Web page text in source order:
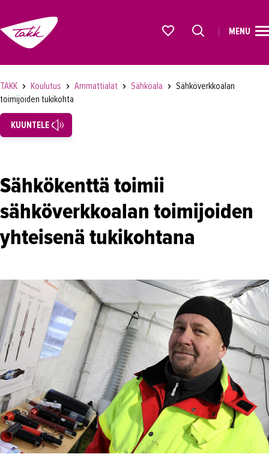
Koulutukset
Lyhytkurssit, testit ja kortit
Maahanmuuttaneiden koulutukset
Ammattialat
Asiakaspalvelu
Autoala
Hydrauliikka
Johtaminen ja esihenkilötyö
Kasvatus- ja ohjausala
Kauneudenhoito
Kiinteistönvälitys ja isännöinti
Kiinteistöpalvelut
Kone- ja tuotantotekniikka
MENU
TAKK Koulutus Ammattialat Sähköala
Sähköverkkoalan
toimijoiden tukikohta
KUUNTELE
Sähkökenttä toimii
sähköverkkoalan toimijoiden
yhteisenä tukikohtana